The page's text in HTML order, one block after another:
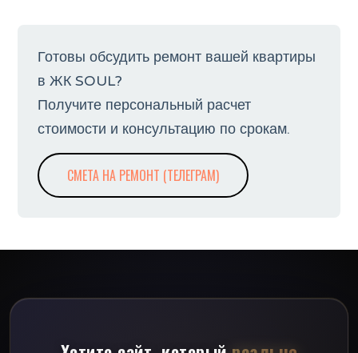
Готовы обсудить ремонт вашей квартиры
в ЖК SOUL?
Получите персональный расчет
стоимости и консультацию по срокам.
СМЕТА НА РЕМОНТ (ТЕЛЕГРАМ)